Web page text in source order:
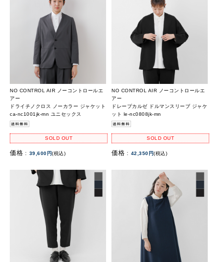
NO CONTROL AIR ノーコントロールエ
アー
ドライチノクロス ノーカラー ジャケット
ca-nc1001jk-mn ユニセックス
SOLD OUT
価格 : 39,600円(税込)
NO CONTROL AIR ノーコントロールエ
アー
ドレープカルゼ ドルマンスリーブ ジャケ
ット le-nc0808jk-mn
SOLD OUT
価格 : 42,350円(税込)